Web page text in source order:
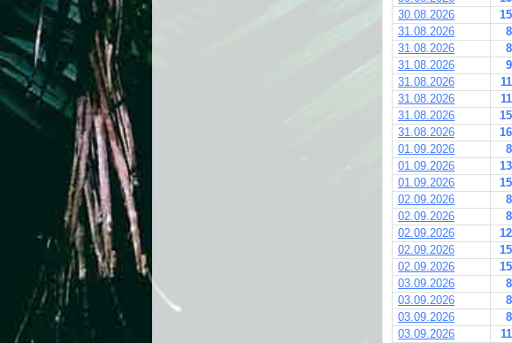
30.08.2026
31.08.2026
31.08.2026
31.08.2026
31.08.2026
31.08.2026
31.08.2026
31.08.2026
01.09.2026
01.09.2026
01.09.2026
02.09.2026
02.09.2026
02.09.2026
02.09.2026
02.09.2026
03.09.2026
03.09.2026
03.09.2026
03.09.2026